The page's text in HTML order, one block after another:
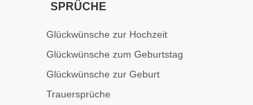
SPRÜCHE
Glückwünsche zur Hochzeit
Glückwünsche zum Geburtstag
Glückwünsche zur Geburt
Trauersprüche